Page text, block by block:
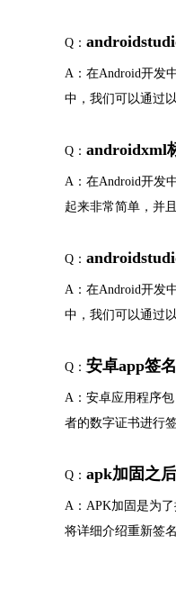
Q：
A：在Android开发
中，我们可以通过
Q： androidxml
A：在Android开发
起来非常简单，并
Q：
A：在Android开发
中，我们可以通过
Q： 安卓app签
A：安卓应用程序
者的数字证书进行
Q： apk加固之
A：APK加固是为
将详细介绍重新签